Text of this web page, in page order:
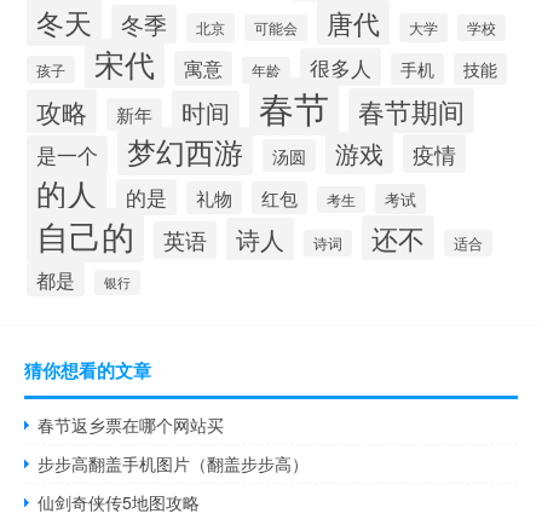
冬天 冬季 北京 可能会 唐代 大学 学校
孩子 宋代 寓意 年龄 很多人 手机 技能
攻略 新年 时间 春节 春节期间
是一个 梦幻西游 汤圆 游戏 疫情
的人 的是 礼物 红包 考生 考试
自己的 英语 诗人 诗词 还不 适合
都是 银行
猜你想看的文章
春节返乡票在哪个网站买
步步高翻盖手机图片（翻盖步步高）
仙剑奇侠传5地图攻略